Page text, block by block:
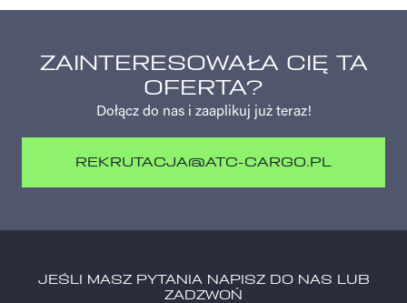
ZAINTERESOWAŁA CIĘ TA
OFERTA?
Dołącz do nas i zaaplikuj już teraz!
REKRUTACJA@ATC-CARGO.PL
JEŚLI MASZ PYTANIA NAPISZ DO NAS LUB
ZADZWOŃ